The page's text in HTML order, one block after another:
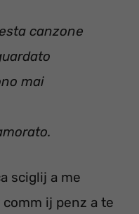
canzone
mai
sciglij a me
ij penz a te